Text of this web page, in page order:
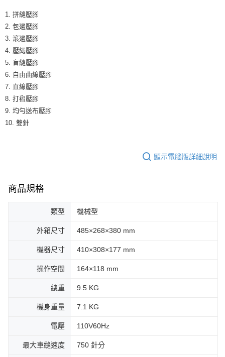
1. 拼縫壓腳
2. 包邊壓腳
3. 滾邊壓腳
4. 壓繩壓腳
5. 盲縫壓腳
6. 自由曲線壓腳
7. 直線壓腳
8. 打褶壓腳
9. 均勻送布壓腳
10. 雙針
顯示電腦版詳細說明
商品規格
類型 機械型
外箱尺寸 485×268×380 mm
機器尺寸 410×308×177 mm
操作空間 164×118 mm
總重 9.5 KG
機身重量 7.1 KG
電壓 110V60Hz
最大車縫速度 750 針分